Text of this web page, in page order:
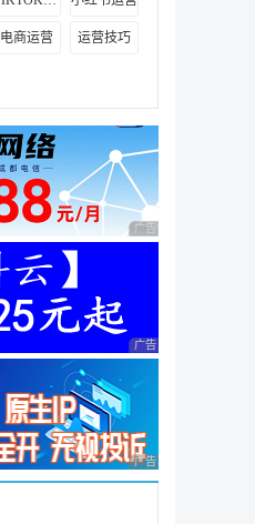
电商运营 运营技巧
广告 商业广告，理性
广告 商业广告，理性
广告 商业广告，理性